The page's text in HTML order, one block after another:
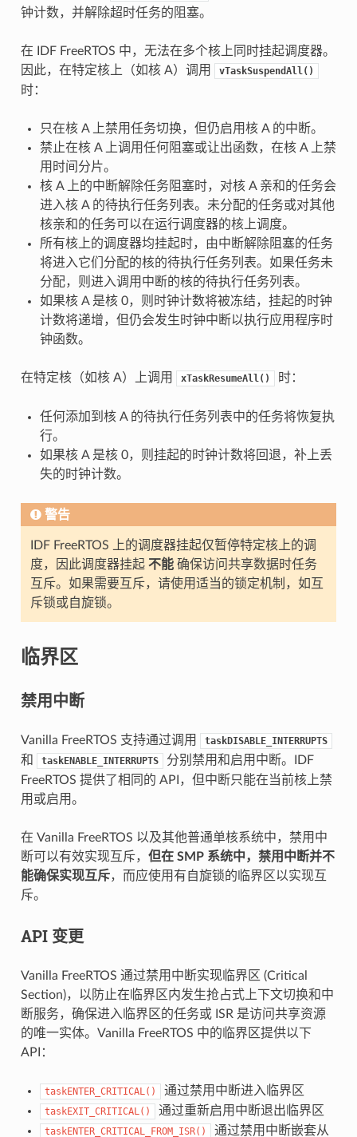
钟计数，并解除超时任务的阻塞。
在 IDF FreeRTOS 中，无法在多个核上同时挂起调度器。
因此，在特定核上（如核 A）调用
vTaskSuspendAll()
时：
只在核 A 上禁用任务切换，但仍启用核 A 的中断。
禁止在核 A 上调用任何阻塞或让出函数，在核 A 上禁
用时间分片。
核 A 上的中断解除任务阻塞时，对核 A 亲和的任务会
进入核 A 的待执行任务列表。未分配的任务或对其他
核亲和的任务可以在运行调度器的核上调度。
所有核上的调度器均挂起时，由中断解除阻塞的任务
将进入它们分配的核的待执行任务列表。如果任务未
分配，则进入调用中断的核的待执行任务列表。
如果核 A 是核 0，则时钟计数将被冻结，挂起的时钟
计数将递增，但仍会发生时钟中断以执行应用程序时
钟函数。
在特定核（如核 A）上调用 xTaskResumeAll() 时：
任何添加到核 A 的待执行任务列表中的任务将恢复执
行。
如果核 A 是核 0，则挂起的时钟计数将回退，补上丢
失的时钟计数。
警告
IDF FreeRTOS 上的调度器挂起仅暂停特定核上的调
度，因此调度器挂起 不能确保访问共享数据时任务
互斥。如果需要互斥，请使用适当的锁定机制，如互
斥锁或自旋锁。
临界区
禁用中断
Vanilla FreeRTOS 支持通过调用 taskDISABLE_INTERRUPTS
和 taskENABLE_INTERRUPTS
分别禁用和启用中断。IDF
FreeRTOS 提供了相同的 API，但中断只能在当前核上禁
用或启用。
在 Vanilla FreeRTOS 以及其他普通单核系统中，禁用中
断可以有效实现互斥， 但在 SMP 系统中，禁用中断并不
能确保实现互斥，而应使用有自旋锁的临界区以实现互
斥。
API 变更
Vanilla FreeRTOS 通过禁用中断实现临界区 (Critical
Section)，以防止在临界区内发生抢占式上下文切换和中
断服务，确保进入临界区的任务或 ISR 是访问共享资源
的唯一实体。Vanilla FreeRTOS 中的临界区提供以下
API：
taskENTER_CRITICAL() 通过禁用中断进入临界区
taskEXIT_CRITICAL() 通过重新启用中断退出临界区
taskENTER_CRITICAL_FROM_ISR() 通过禁用中断嵌套从